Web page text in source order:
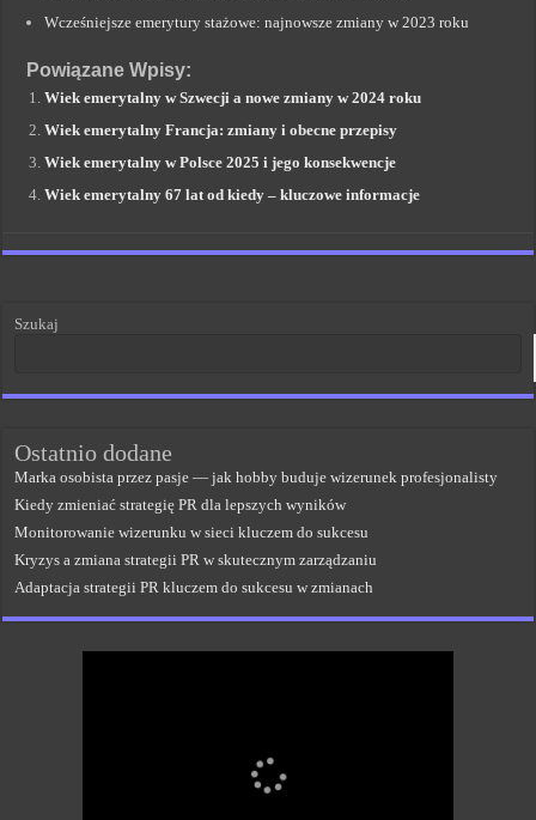
Wcześniejsze emerytury stażowe: najnowsze zmiany w 2023 roku
Powiązane Wpisy:
Wiek emerytalny w Szwecji a nowe zmiany w 2024 roku
Wiek emerytalny Francja: zmiany i obecne przepisy
Wiek emerytalny w Polsce 2025 i jego konsekwencje
Wiek emerytalny 67 lat od kiedy – kluczowe informacje
Szukaj
Ostatnio dodane
Marka osobista przez pasje — jak hobby buduje wizerunek profesjonalisty
Kiedy zmieniać strategię PR dla lepszych wyników
Monitorowanie wizerunku w sieci kluczem do sukcesu
Kryzys a zmiana strategii PR w skutecznym zarządzaniu
Adaptacja strategii PR kluczem do sukcesu w zmianach